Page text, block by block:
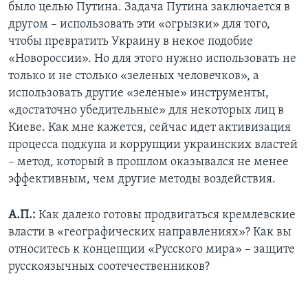
было целью Путина. Задача Путина заключается в
другом – использовать эти «огрызки» для того,
чтобы превратить Украину в некое подобие
«Новороссии». Но для этого нужно использовать не
только и не столько «зеленых человечков», а
использовать другие «зеленые» инструменты,
«достаточно убедительные» для некоторых лиц в
Киеве. Как мне кажется, сейчас идет активизация
процесса подкупа и коррупции украинских властей
– метод, который в прошлом оказывался не менее
эффективным, чем другие методы воздействия.
А.П.: Как далеко готовы продвигаться кремлевские
власти в «географических направлениях»? Как вы
относитесь к концепции «Русского мира» – защите
русскоязычных соотечественников?